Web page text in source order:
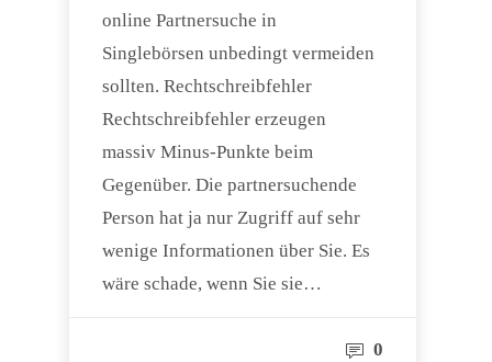
online Partnersuche in
Singlebörsen unbedingt vermeiden
sollten. Rechtschreibfehler
Rechtschreibfehler erzeugen
massiv Minus-Punkte beim
Gegenüber. Die partnersuchende
Person hat ja nur Zugriff auf sehr
wenige Informationen über Sie. Es
wäre schade, wenn Sie sie…
0